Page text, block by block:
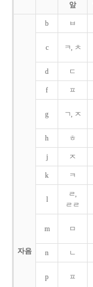
앞
자음
b ㅂ
c ㅋ, ㅊ
d ㄷ
f ㅍ
g ㄱ, ㅈ
h ㅎ
j ㅈ
k ㅋ
l
ㄹ,
ㄹㄹ
m ㅁ
n ㄴ
p ㅍ